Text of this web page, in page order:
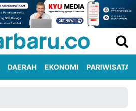
DAERAH EKONOMI PARIWISATA